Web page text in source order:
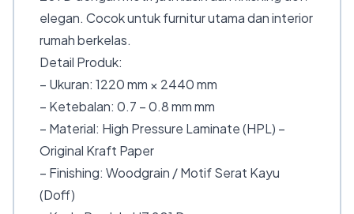
elegan. Cocok untuk furnitur utama dan interior
rumah berkelas.
Detail Produk:
– Ukuran: 1220 mm × 2440 mm
– Ketebalan: 0.7 – 0.8 mm mm
– Material: High Pressure Laminate (HPL) –
Original Kraft Paper
– Finishing: Woodgrain / Motif Serat Kayu
(Doff)